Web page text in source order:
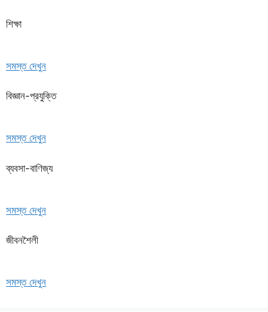
শিক্ষা
সমস্ত দেখুন
বিজ্ঞান-প্রযুক্তি
সমস্ত দেখুন
ব্যবসা-বাণিজ্য
সমস্ত দেখুন
জীবনশৈলী
সমস্ত দেখুন